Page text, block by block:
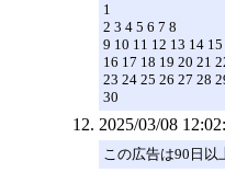
1
2 3 4 5 6 7 8
9 10 11 12 13 14 15
16 17 18 19 20 21
23 24 25 26 27 28
30
2025/03/08
この広告は90日以